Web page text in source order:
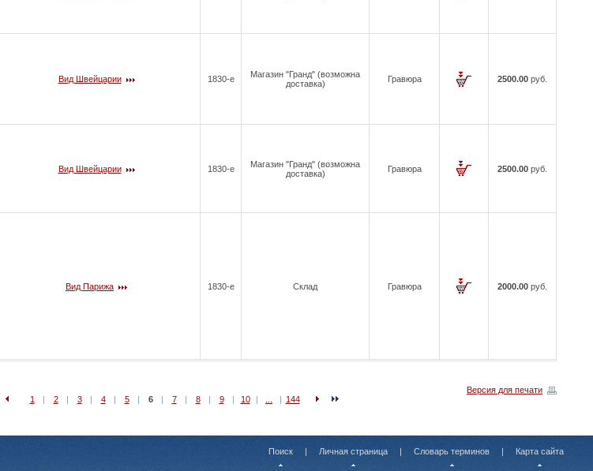
Вид Швейцарии 1830-е
Магазин "Гранд" (возможна
доставка)
Гравюра 2500.00 руб.
Вид Швейцарии 1830-е
Магазин "Гранд" (возможна
доставка)
Гравюра 2500.00 руб.
Вид Парижа 1830-е Склад Гравюра 2000.00 руб.
Версия для печати
1
| 2 | 3 | 4 | 5 | 6 | 7 | 8 | 9 | 10 | | 144
Поиск | Личная страница | Словарь терминов | Карта сайта